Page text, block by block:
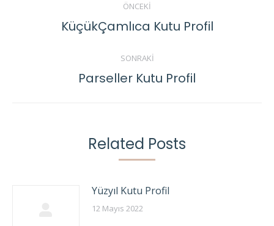
navigation
ÖNCEKI
Previous
KüçükÇamlıca Kutu Profil
SONRAKI
Next
Parseller Kutu Profil
Related Posts
Yüzyıl Kutu Profil
12 Mayıs 2022